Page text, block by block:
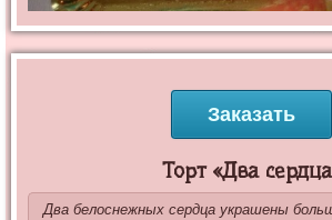
Заказать
Торт «Два
Два белоснежных сердца украшены